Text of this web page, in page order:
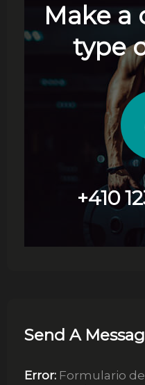
Make a
type
+410
Send A
Error: Formulario